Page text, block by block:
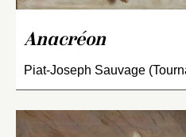
Anacréon
Piat-Joseph Sauvage